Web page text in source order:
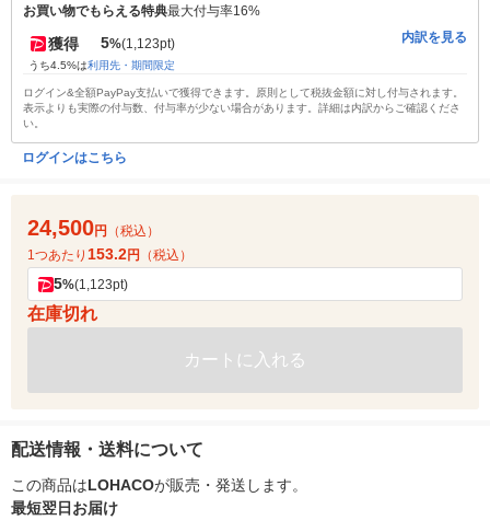
お買い物でもらえる特典最大付与率16%
獲得 5%(1,123pt)
うち4.5%は利用先・期間限定
内訳を見る
ログイン&全額PayPay支払いで獲得できます。原則として税抜金額に対し付与されます。
表示よりも実際の付与数、付与率が少ない場合があります。詳細は内訳からご確認くださ
い。
ログインはこちら
24,500円
（税込）
1つあたり 153.2円 （税込）
5%(1,123pt)
在庫切れ
カートに入れる
配送情報・送料について
この商品はLOHACOが販売・発送します。
最短翌日お届け